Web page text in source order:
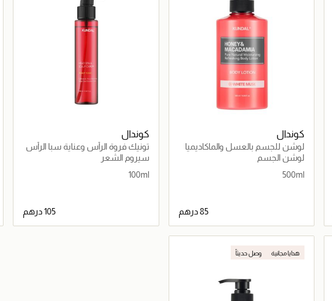
كوندال
لوشن للجسم بالعسل والماكاديميا
النقي وايت مسك
لوشن الجسم
500ml
⁦85⁩ درهم
جاري تحميل التفاصيل
كوندال
تونيك فروة الرأس وعناية سبا الرأس
هيرب مينت
سيروم الشعر
100ml
هدايا مجانية وصل حديثاً